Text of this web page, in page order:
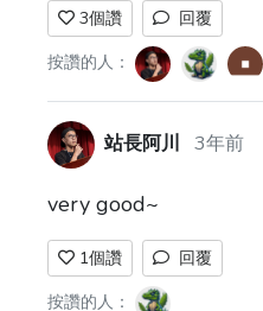
3個讚
回覆
按讚的人：
站長阿川 3年前
very good~
1個讚
回覆
按讚的人：